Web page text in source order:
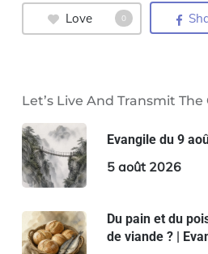
Love 0
Let’s Live And Transmit The
Evangile du 9
5 août 2026
Du pain et du
de viande ? |